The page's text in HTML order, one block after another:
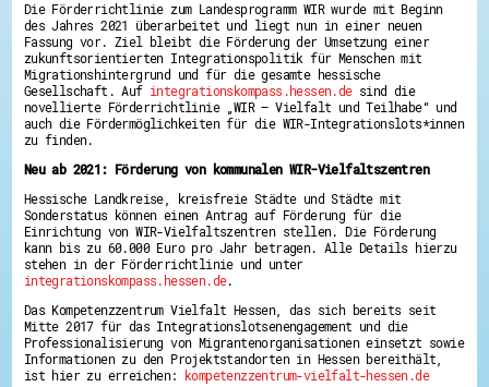
Engagement-Lotsen
Crowdfunding - Viele schaffen mehr
Förderprogramme
Ehrentag
Freiwilligenmanagement
Hessen engagiert - Digitale Themenabende
Kompetenznachweis Hessen
Mach dich schlau
GEMA-Pakt
Di@-Lotsen in Hessen
Energiepreiskrise und Ehrenamt
Flüchtlingshilfe + Integration
Generationsübergreifend aktiv
Patenschaftsprojekte
Qualifizierung & Fortbildung
Stiftungen
Vereine, Spenden, Steuern - Gut zu Wissen
Versicherungsschutz
Die Förderrichtlinie zum Landesprogramm WIR wurde mit Beginn
des Jahres 2021 überarbeitet und liegt nun in einer neuen
Fassung vor. Ziel bleibt die Förderung der Umsetzung einer
zukunftsorientierten Integrationspolitik für Menschen mit
Migrationshintergrund und für die gesamte hessische
Gesellschaft. Auf integrationskompass.hessen.desind die
novellierte Förderrichtlinie „WIR – Vielfalt und Teilhabe“ und
auch die Fördermöglichkeiten für die WIR-Integrationslots*innen
zu finden.
Neu ab 2021: Förderung von kommunalen WIR-Vielfaltszentren
Hessische Landkreise, kreisfreie Städte und Städte mit
Sonderstatus können einen Antrag auf Förderung für die
Einrichtung von WIR-Vielfaltszentren stellen. Die Förderung
kann bis zu 60.000 Euro pro Jahr betragen. Alle Details hierzu
stehen in der Förderrichtlinie und unter
integrationskompass.hessen.de.
Das Kompetenzzentrum Vielfalt Hessen, das sich bereits seit
Mitte 2017 für das Integrationslotsenengagement und die
Professionalisierung von Migrantenorganisationen einsetzt sowie
Informationen zu den Projektstandorten in Hessen bereithält,
ist hier zu erreichen:
kompetenzzentrum-vielfalt-hessen.de